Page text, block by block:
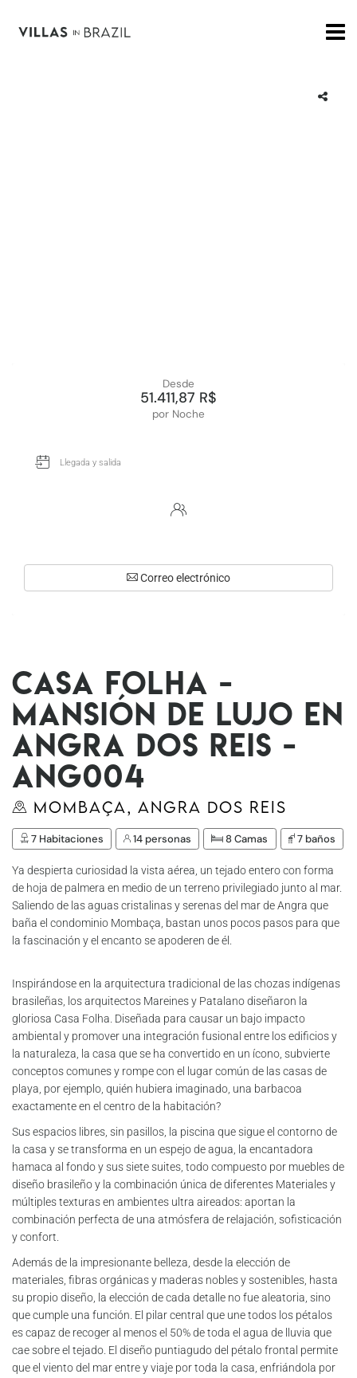
Casa Folha -
Mansión de lujo en
Angra dos Reis -
Ang004
Mombaça, Angra dos Reis
7 Habitaciones 14 personas 8 Camas 7 baños
Ya despierta curiosidad la vista aérea, un tejado entero con forma
de hoja de palmera en medio de un terreno privilegiado junto al mar.
Saliendo de las aguas cristalinas y serenas del mar de Angra que
baña el condominio Mombaça, bastan unos pocos pasos para que
la fascinación y el encanto se apoderen de él.
Inspirándose en la arquitectura tradicional de las chozas indígenas
brasileñas, los arquitectos Mareines y Patalano diseñaron la
gloriosa Casa Folha. Diseñada para causar un bajo impacto
ambiental y promover una integración fusional entre los edificios y
la naturaleza, la casa que se ha convertido en un ícono, subvierte
conceptos comunes y rompe con el lugar común de las casas de
playa, por ejemplo, quién hubiera imaginado, una barbacoa
exactamente en el centro de la habitación?
Sus espacios libres, sin pasillos, la piscina que sigue el contorno de
la casa y se transforma en un espejo de agua, la encantadora
hamaca al fondo y sus siete suites, todo compuesto por muebles de
diseño brasileño y la combinación única de diferentes Materiales y
múltiples texturas en ambientes ultra aireados: aportan la
combinación perfecta de una atmósfera de relajación, sofisticación
y confort.
Además de la impresionante belleza, desde la elección de
materiales, fibras orgánicas y maderas nobles y sostenibles, hasta
su propio diseño, la elección de cada detalle no fue aleatoria, sino
que cumple una función. El pilar central que une todos los pétalos
es capaz de recoger al menos el 50% de toda el agua de lluvia que
cae sobre el tejado. El diseño puntiagudo del pétalo frontal permite
que el viento del mar entre y viaje por toda la casa, enfriándola por
Desde
51.411,87 R$
por Noche
Correo electrónico